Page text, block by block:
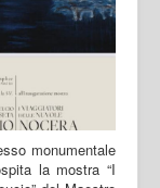
monumentale
la mostra “I